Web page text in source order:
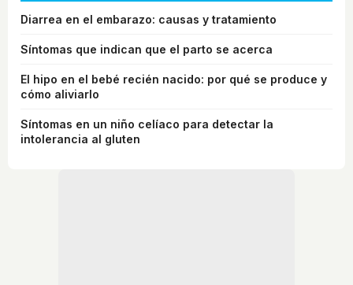
Diarrea en el embarazo: causas y tratamiento
Síntomas que indican que el parto se acerca
El hipo en el bebé recién nacido: por qué se produce y
cómo aliviarlo
Síntomas en un niño celíaco para detectar la
intolerancia al gluten